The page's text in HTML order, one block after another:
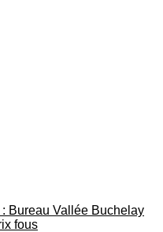
Bureau Vallée Buchelay
fous